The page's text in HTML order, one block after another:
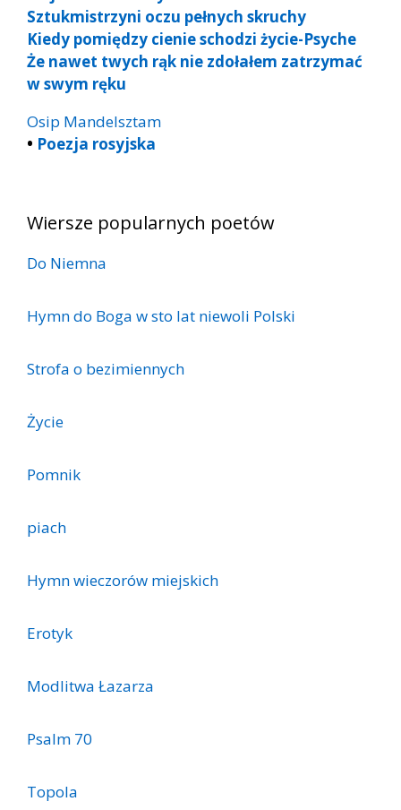
Sztukmistrzyni oczu pełnych skruchy
Kiedy pomiędzy cienie schodzi życie-Psyche
Że nawet twych rąk nie zdołałem zatrzymać
w swym ręku
Osip Mandelsztam
• Poezja rosyjska
Wiersze popularnych poetów
Do Niemna
Hymn do Boga w sto lat niewoli Polski
Strofa o bezimiennych
Życie
Pomnik
piach
Hymn wieczorów miejskich
Erotyk
Modlitwa Łazarza
Psalm 70
Topola